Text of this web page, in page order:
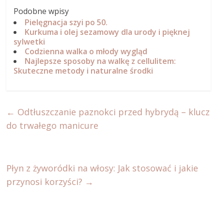
Podobne wpisy
Pielęgnacja szyi po 50.
Kurkuma i olej sezamowy dla urody i pięknej
sylwetki
Codzienna walka o młody wygląd
Najlepsze sposoby na walkę z cellulitem:
Skuteczne metody i naturalne środki
← Odtłuszczanie paznokci przed hybrydą – klucz
do trwałego manicure
Płyn z żyworódki na włosy: Jak stosować i jakie
przynosi korzyści? →